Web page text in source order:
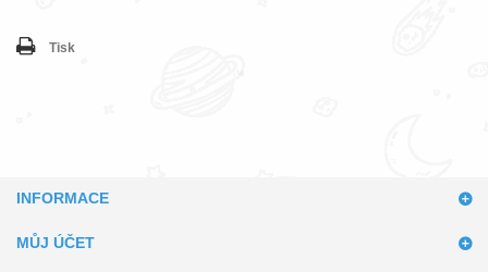
Tisk
INFORMACE
MŮJ ÚČET